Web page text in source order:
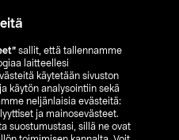
sallit, että tallennamme
laitteellesi
käytetään sivuston
käytön analysointiin sekä
neljänlaisia evästeitä:
ja mainosevästeet.
suostumustasi, sillä ne ovat
FI
SV